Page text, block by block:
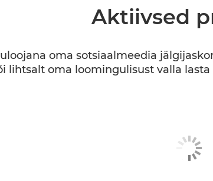
Aktiivsed
oma sotsiaalmeedia
lihtsalt oma loomingulisust valla